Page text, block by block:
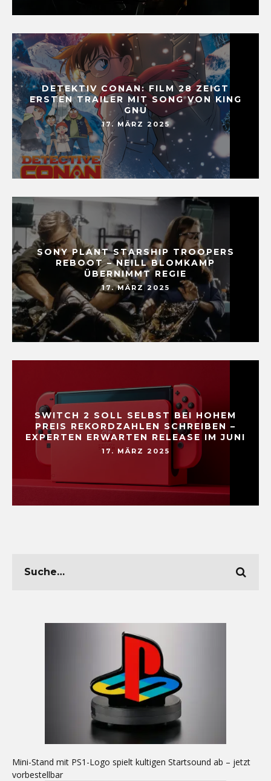
DETEKTIV CONAN: FILM 28 ZEIGT
ERSTEN TRAILER MIT SONG VON KING
GNU
17. MÄRZ 2025
SONY PLANT STARSHIP TROOPERS
REBOOT – NEILL BLOMKAMP
ÜBERNIMMT REGIE
17. MÄRZ 2025
SWITCH 2 SOLL SELBST BEI HOHEM
PREIS REKORDZAHLEN SCHREIBEN –
EXPERTEN ERWARTEN RELEASE IM JUNI
17. MÄRZ 2025
Mini-Stand mit PS1-Logo spielt kultigen Startsound ab – jetzt
vorbestellbar